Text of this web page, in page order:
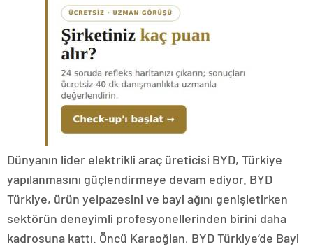
Dünyanın lider elektrikli araç üreticisi BYD, Türkiye
yapılanmasını güçlendirmeye devam ediyor. BYD
Türkiye, ürün yelpazesini ve bayi ağını genişletirken
sektörün deneyimli profesyonellerinden birini daha
kadrosuna kattı. Öncü Karaoğlan, BYD Türkiye’de Bayi